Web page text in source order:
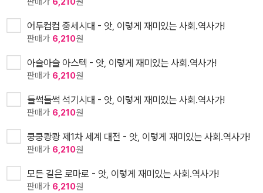
어두컴컴 중세시대 - 앗, 이렇게 재미있는 사회.역사가!
판매가 6,210원
아슬아슬 아스텍 - 앗, 이렇게 재미있는 사회.역사가!
판매가 6,210원
들썩들썩 석기시대 - 앗, 이렇게 재미있는 사회.역사가!
판매가 6,210원
쿵쿵쾅쾅 제1차 세계 대전 - 앗, 이렇게 재미있는 사회.역사가!
판매가 6,210원
모든 길은 로마로 - 앗, 이렇게 재미있는 사회.역사가!
판매가 6,210원